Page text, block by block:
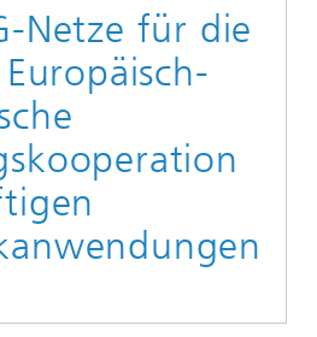
& Systeme
Applikationen
und Netze
& SYSTEME
HHI ALS ARBEITGEBER
Netze für die